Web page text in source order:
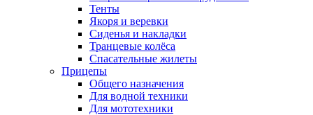
Тенты
Якоря и веревки
Сиденья и накладки
Транцевые колёса
Спасательные жилеты
Прицепы
Общего назначения
Для водной техники
Для мототехники